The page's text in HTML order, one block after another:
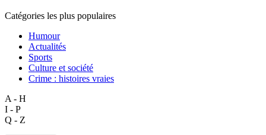
Catégories les plus populaires
Humour
Actualités
Sports
Culture et société
Crime : histoires vraies
A - H
I - P
Q - Z